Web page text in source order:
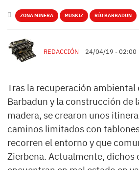
ZONA MINERA MUSKIZ RÍO BARBADUN
REDACCIÓN 24/04/19 - 02:00
Tras la recuperación ambiental
Barbadun y la construcción de
madera, se crearon unos
caminos limitados con
recorren el entorno y que
Zierbena. Actualmente, dichos